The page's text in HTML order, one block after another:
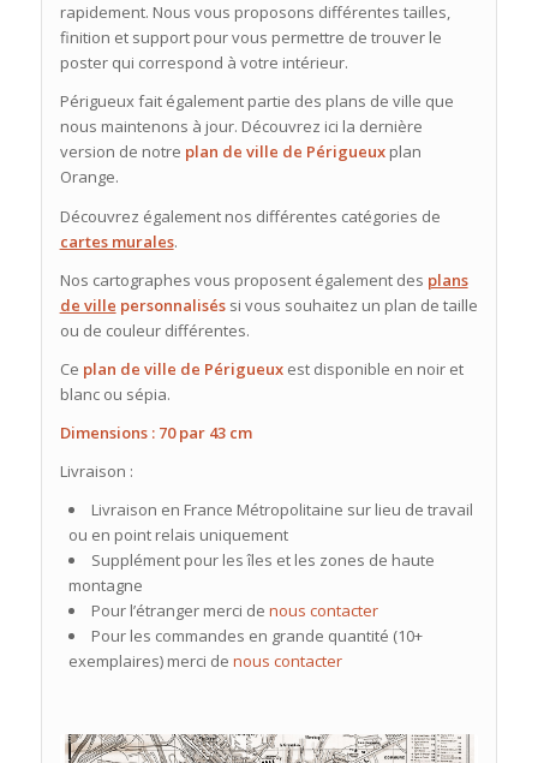
rapidement. Nous vous proposons différentes tailles,
finition et support pour vous permettre de trouver le
poster qui correspond à votre intérieur.
Périgueux fait également partie des plans de ville que
nous maintenons à jour. Découvrez ici la dernière
version de notre plan de ville de Périgueux plan
Orange.
Découvrez également nos différentes catégories de
cartes murales.
Nos cartographes vous proposent également des plans
de ville personnaliséssi vous souhaitez un plan de taille
ou de couleur différentes.
Ce plan de ville de Périgueux est disponible en noir et
blanc ou sépia.
Dimensions : 70 par 43 cm
Livraison :
Livraison en France Métropolitaine sur lieu de travail
ou en point relais uniquement
Supplément pour les îles et les zones de haute
montagne
Pour l’étranger merci de nous contacter
Pour les commandes en grande quantité (10+
exemplaires) merci de nous contacter